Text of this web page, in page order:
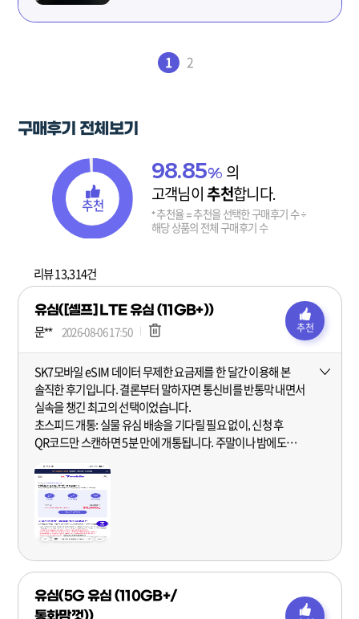
1 (현재 페이지)
2
구매후기 전체보기
추천
98.85% 의
고객님이추천합니다.
* 추천율 = 추천을 선택한 구매후기 수 ÷
해당 상품의 전체 구매후기 수
리뷰 13,314건
유심([셀프] LTE 유심 (11GB+))
문** 2026-08-06 17:50 추천
SK7모바일 eSIM 데이터 무제한 요금제를 한 달간 이용해 본
솔직한 후기입니다. 결론부터 말하자면 통신비를 반통막 내면서
실속을 챙긴 최고의 선택이었습니다.
초스피드 개통: 실물 유심 배송을 기다릴 필요 없이, 신청 후
QR코드만 스캔하면 5분 만에 개통됩니다. 주말이나 밤에도
통화 품질 & 데이터 속도: SKT 통신망을 그대로 사용해 통화
품질과 데이터 속도는 메인 통신사와 똑같이 쾌적합니다. 기본
데이터 소진 후 제공되는 제한 속도(QoS 3~5Mbps)도 유튜브
1080p 영상 감상이나 웹서핑을 즐기기에 전혀 답답함이
유심(5G 유심 (110GB+/